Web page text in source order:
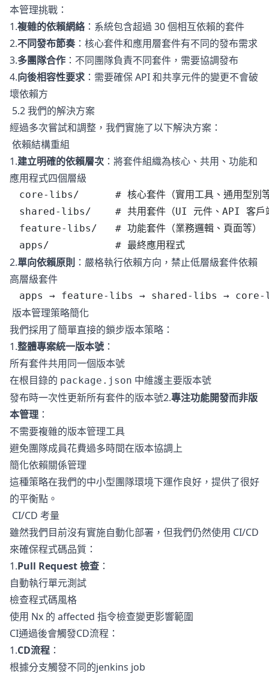
本管理挑戰：
1.複雜的依賴網絡：系統包含超過 30 個相互依賴的套件
2.不同發布節奏：核心套件和應用層套件有不同的發布需求
3.多團隊合作 ：不同團隊負責不同套件，需要協調發布
4.向後相容性要求 ：需要確保 API 和共享元件的變更不會破
壞依賴方
5.2 我們的解決方案
經過多次嘗試和調整，我們實施了以下解決方案：
依賴結構重組
1.建立明確的依賴層次 ：將套件組織為核心、共用、功能和
應用程式四個層級
core-libs/      # 核心套件（實用工具、通用型別
shared-libs/    # 共用套件（UI 元件、API 客戶
feature-libs/   # 功能套件（業務邏輯、頁面等）
apps/           # 最終應用程式
2.單向依賴原則 ：嚴格執行依賴方向，禁止低層級套件依賴
高層級套件
apps → feature-libs → shared-libs →
版本管理策略簡化
我們採用了簡單直接的鎖步版本策略：
1.整體專案統一版本號 ：
所有套件共用同一個版本號
在根目錄的 package.json 中維護主要版本號
發布時一次性更新所有套件的版本號2.專注功能開發而非版
本管理 ：
不需要複雜的版本管理工具
避免團隊成員花費過多時間在版本協調上
簡化依賴關係管理
這種策略在我們的中小型團隊環境下運作良好，提供了很好
的平衡點。
CI/CD 考量
雖然我們目前沒有實施自動化部署，但我們仍然使用 CI/CD
來確保程式碼品質：
1.Pull Request 檢查 ：
自動執行單元測試
檢查程式碼風格
使用 Nx 的 affected 指令檢查變更影響範圍
CI通過後會觸發CD流程：
1.CD流程 ：
根據分支觸發不同的jenkins job